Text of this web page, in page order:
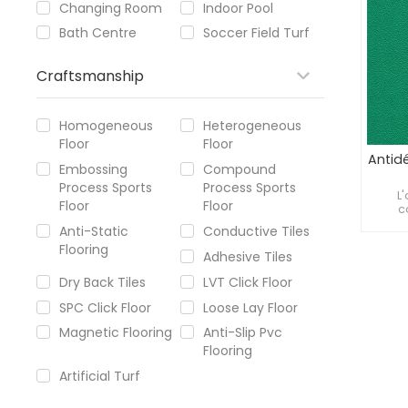
Changing Room
Indoor Pool
Bath Centre
Soccer Field Turf
Craftsmanship
Homogeneous
Floor
Heterogeneous
Floor
Embossing
Process Sports
Floor
Compound
Process Sports
Floor
Anti-Static
Flooring
Conductive Tiles
Adhesive Tiles
Dry Back Tiles
LVT Click Floor
SPC Click Floor
Loose Lay Floor
Magnetic Flooring
Anti-Slip Pvc
Flooring
Artificial Turf